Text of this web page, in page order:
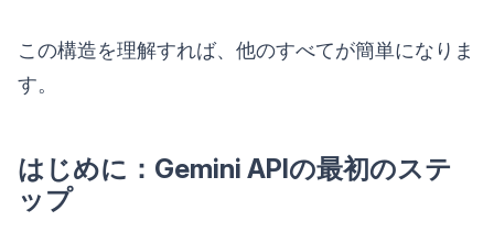
この構造を理解すれば、他のすべてが簡単になりま
す。
はじめに：Gemini APIの最初のステ
ップ